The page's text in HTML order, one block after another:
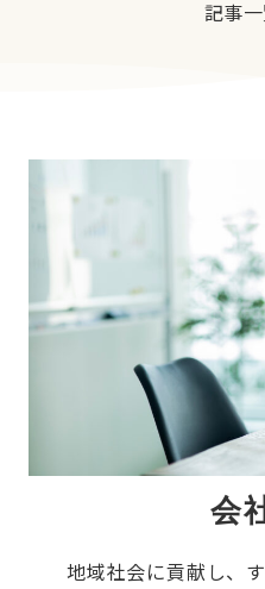
記事
会
地域社会に貢献し、